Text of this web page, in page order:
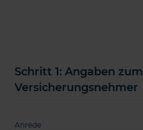
Schritt 1: Angaben zum
Versicherungsnehmer
Anrede